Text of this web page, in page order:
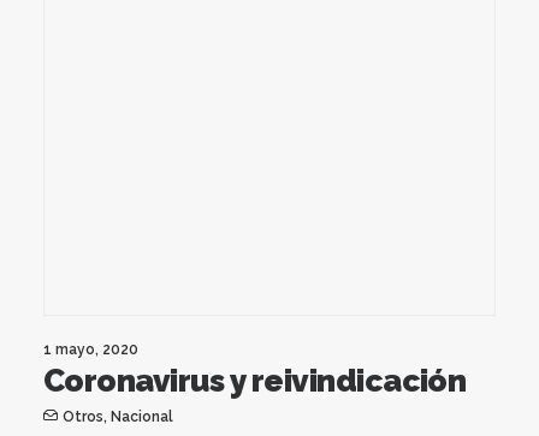
1 mayo, 2020
Coronavirus y reivindicación
Otros, Nacional